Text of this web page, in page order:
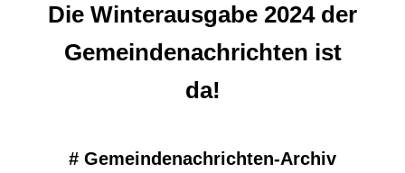
Die Winterausgabe 2024 der
Gemeindenachrichten ist
da!
# Gemeindenachrichten-Archiv